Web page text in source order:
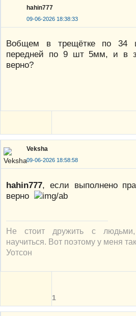
hahin777
09-06-2026 18:38:33
Вобщем в трещётке по
передней по 9 шт 5мм, и в
верно?
Veksha
09-06-2026 18:58:58
hahin777, если выполнено
верно
Не стоит дружить с
научиться. Вот поэтому у меня
Уотсон
1